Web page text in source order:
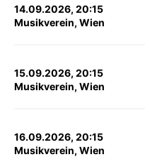
14.09.2026, 20:15
Musikverein, Wien
15.09.2026, 20:15
Musikverein, Wien
16.09.2026, 20:15
Musikverein, Wien